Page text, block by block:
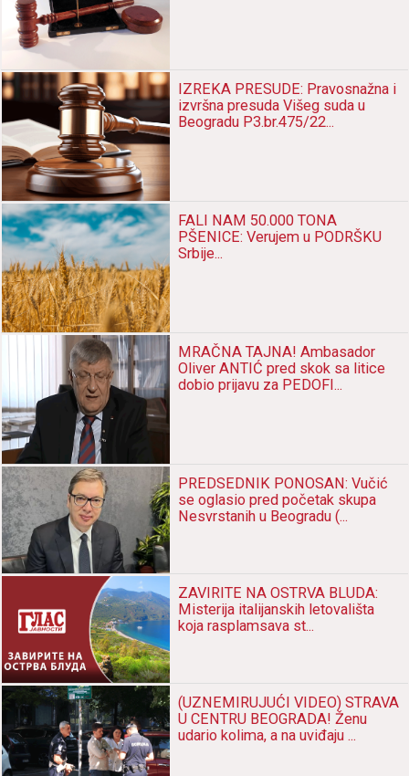
IZREKA PRESUDE: Pravosnažna i
izvršna presuda Višeg suda u
Beogradu P3.br.475/22...
FALI NAM 50.000 TONA
PŠENICE: Verujem u PODRŠKU
Srbije...
MRAČNA TAJNA! Ambasador
Oliver ANTIĆ pred skok sa litice
dobio prijavu za PEDOFI...
PREDSEDNIK PONOSAN: Vučić
se oglasio pred početak skupa
Nesvrstanih u Beogradu (...
ZAVIRITE NA OSTRVA BLUDA:
Misterija italijanskih letovališta
koja rasplamsava st...
(UZNEMIRUJUĆI VIDEO) STRAVA
U CENTRU BEOGRADA! Ženu
udario kolima, a na uviđaju ...